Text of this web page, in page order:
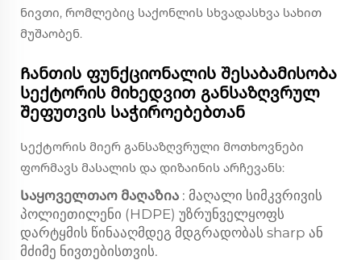
ნივთი, რომლებიც საქონლის სხვადასხვა სახით
მუშაობენ.
Ჩანთის ფუნქციონალის შესაბამისობა
სექტორის მიხედვით განსაზღვრულ
შეფუთვის საჭიროებებთან
Სექტორის მიერ განსაზღვრული მოთხოვნები
ფორმავს მასალის და დიზაინის არჩევანს:
Საყოველთაო მაღაზია : მაღალი სიმკვრივის
პოლიეთილენი (HDPE) უზრუნველყოფს
დარტყმის წინააღმდეგ მდგრადობას sharp ან
მძიმე ნივთებისთვის.